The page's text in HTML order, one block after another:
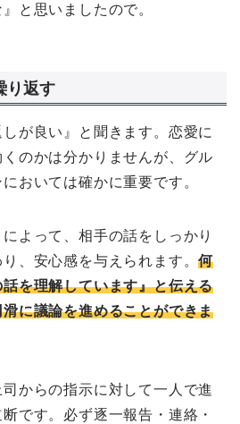
と思いましたので。
り返す
が良い』と聞きます。恋愛に
のかは分かりませんが、グル
おいては確かに重要です。
よって、相手の話をしっかり
、安心感を与えられます。何
を理解しています』と伝える
に議論を進めることができま
からの指示に対して一人で進
です。必ず逐一報告・連絡・